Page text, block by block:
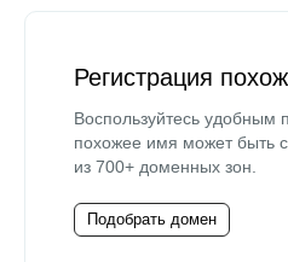
Регистрация
Воспользуйтесь
похожее имя может быть
из 700+ доменных зон.
Подобрать домен